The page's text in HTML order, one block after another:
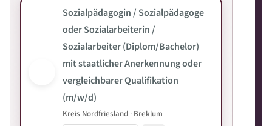
Sozialpädagogin / Sozialpädagoge
oder Sozialarbeiterin /
Sozialarbeiter (Diplom/Bachelor)
mit staatlicher Anerkennung oder
vergleichbarer Qualifikation
(m/w/d)
Kreis Nordfriesland · Breklum